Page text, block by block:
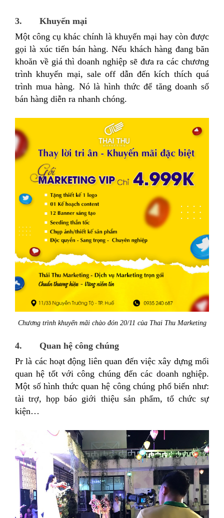
3. Khuyến mại
Một công cụ khác chính là khuyến mại hay còn được
gọi là xúc tiến bán hàng. Nếu khách hàng đang băn
khoăn về giá thì doanh nghiệp sẽ đưa ra các chương
trình khuyến mại, sale off dẫn đến kích thích quá
trình mua hàng. Nó là hình thức để tăng doanh số
bán hàng diễn ra nhanh chóng.
Chương trình khuyến mãi chào đón 20/11 của Thai Thu Marketing
4. Quan hệ công chúng
Pr là các hoạt động liên quan đến việc xây dựng mối
quan hệ tốt với công chúng đến các doanh nghiệp.
Một số hình thức quan hệ công chúng phổ biến như:
tài trợ, họp báo giới thiệu sản phẩm, tổ chức sự
kiện…